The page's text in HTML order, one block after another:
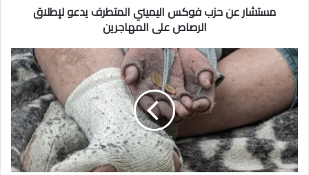
مستشار عن حزب فوكس اليميني المتطرف يدعو لإطلاق
الرصاص على المهاجرين